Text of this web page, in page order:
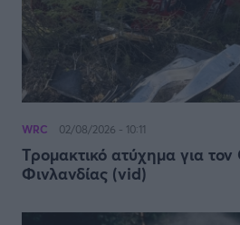
WRC 02/08/2026 - 10:11
Τρομακτικό ατύχημα για
Φινλανδίας (vid)